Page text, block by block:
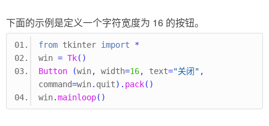
下面的示例是定义一个字符宽度为 16 的按钮。
from tkinter import
*
win = Tk()
Button
(win, width=16, text="关闭" ,
command=win. quit). pack()
win.mainloop()